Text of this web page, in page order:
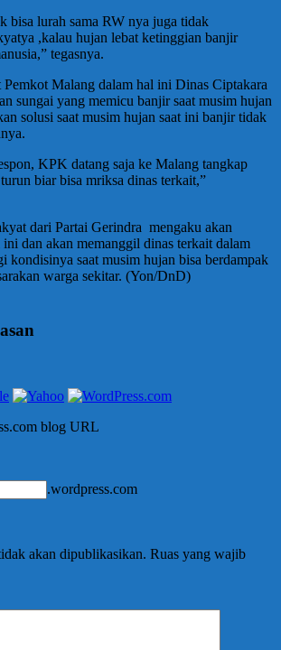
bisa lurah sama RW nya juga tidak
,kalau hujan lebat ketinggian banjir
tegasnya.
Pemkot Malang dalam hal ini Dinas Ciptakara
sungai yang memicu banjir saat musim hujan
solusi saat musim hujan saat ini banjir tidak
KPK datang saja ke Malang tangkap
biar bisa mriksa dinas terkait,”
dari Partai Gerindra mengaku akan
ini dan akan memanggil dinas terkait dalam
kondisinya saat musim hujan bisa berdampak
warga sekitar. (Yon/DnD)
blog URL
.wordpress.com
akan dipublikasikan. Ruas yang wajib